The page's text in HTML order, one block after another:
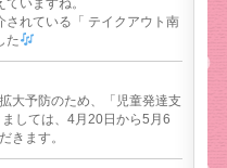
いますね。
されている「 テイクアウト南
た
大予防のため、「児童発達支
しては、4月20日から5月6
きます。